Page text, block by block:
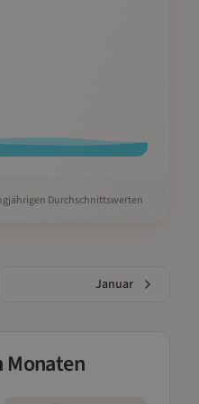
Durchschnittswerten
Januar
Monaten